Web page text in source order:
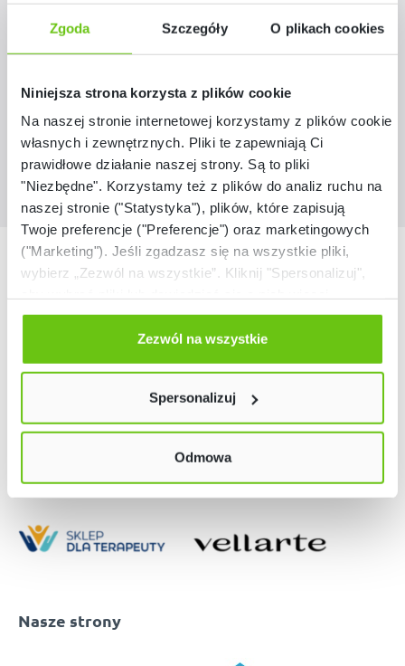
Zgoda Szczegóły O plikach cookies
Niniejsza strona korzysta z plików cookie
Na naszej stronie internetowej korzystamy z plików cookie:
własnych i zewnętrznych. Pliki te zapewniają Ci
prawidłowe działanie naszej strony. Są to pliki
"Niezbędne". Korzystamy też z plików do analiz ruchu na
naszej stronie ("Statystyka"), plików, które zapisują
Twoje preferencje ("Preferencje") oraz marketingowych
("Marketing"). Jeśli zgadzasz się na wszystkie pliki,
wybierz „Zezwól na wszystkie”. Kliknij "Spersonalizuj",
Odmów zgody poprzez przycisk „Odmowa”. Wtedy
użyjemy tylko plików niezbędnych dla naszej strony.
Twój wybór możesz zmienić przez kliknięcie przycisku w
Polityce prywatności
Zezwól na wszystkie
Spersonalizuj
Odmowa
Kod produktu:821508-1
123,92 zł
Nasze marki
Nasze strony